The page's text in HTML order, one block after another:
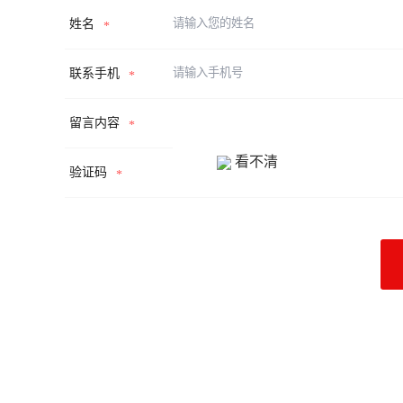
姓名 *
联系手机 *
留言内容 *
验证码 *
看不清